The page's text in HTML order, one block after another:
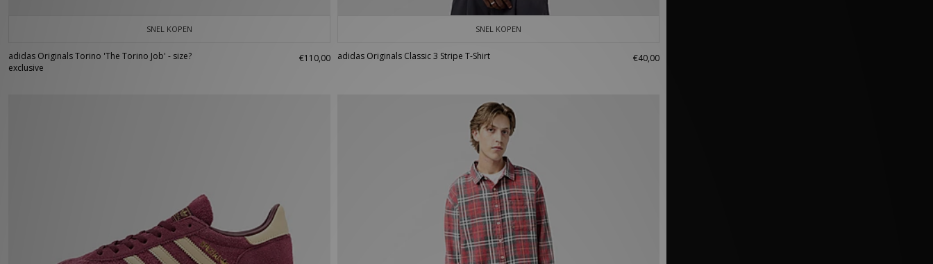
SNEL KOPEN
adidas Originals Torino 'The Torino Job' - size?
exclusive
€110,00
SNEL KOPEN
adidas Originals Classic 3 Stripe T-Shirt €40,00